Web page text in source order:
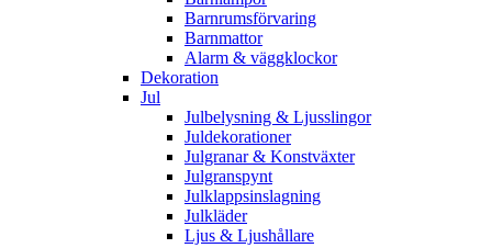
Barnrumsförvaring
Barnmattor
Alarm & väggklockor
Dekoration
Jul
Julbelysning & Ljusslingor
Juldekorationer
Julgranar & Konstväxter
Julgranspynt
Julklappsinslagning
Julkläder
Ljus & Ljushållare